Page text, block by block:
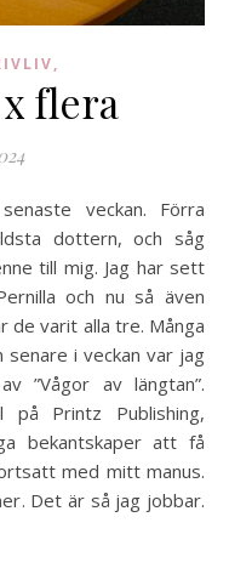
flera
dottern, och såg
till mig. Jag har sett
och nu så även
de varit alla tre. Många
senare i veckan var jag
”Vågor av längtan”.
Printz Publishing,
bekantskaper att få
med mitt manus.
Det är så jag jobbar.